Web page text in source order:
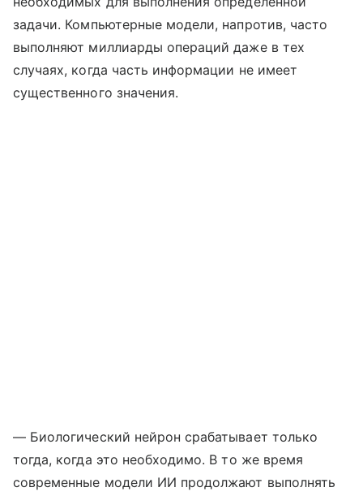
задачи. Компьютерные модели, напротив, часто
выполняют миллиарды операций даже в тех
случаях, когда часть информации не имеет
существенного значения.
— Биологический нейрон срабатывает только
тогда, когда это необходимо. В то же время
современные модели ИИ продолжают выполнять